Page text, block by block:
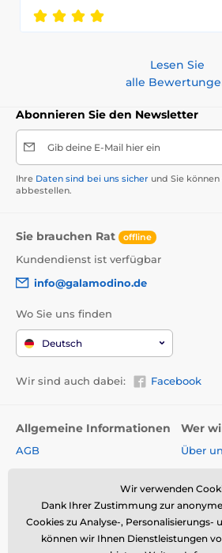
Lesen Sie
alle
Abonnieren Sie den Newsletter
Gib deine E-Mail hier ein
Ihre Daten sind bei uns sicher und Sie
abbestellen.
Sie brauchen Rat offline
Kundendienst ist verfügbar
info@galamodino.de
Wo Sie uns finden
Deutsch
Wir sind auch dabei: Facebook
Allgemeine Informationen
AGB
Versand & Zahlungsarten
Rückgabe und Reklamation
Online-Retoure &
Wer
Über
Kontakt
Wir verwenden
Dank Ihrer Zustimmung zur
Cookies zu Analyse-, Personalisierungs-
können wir Ihnen Dienstleistungen